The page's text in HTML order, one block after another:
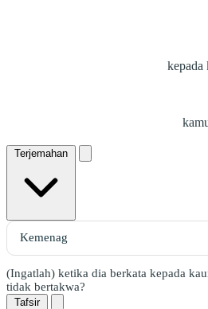
kepada
Terjemahan
(Ingatlah) ketika dia berkata kepada
tidak bertakwa?
Tafsir